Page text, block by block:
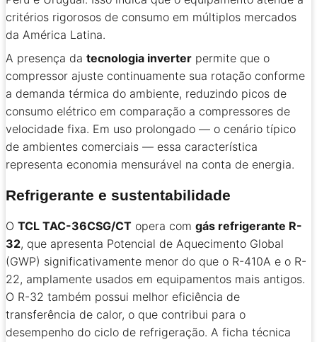
critérios rigorosos de consumo em múltiplos mercados
da América Latina.
A presença da tecnologia inverter permite que o
compressor ajuste continuamente sua rotação conforme
a demanda térmica do ambiente, reduzindo picos de
consumo elétrico em comparação a compressores de
velocidade fixa. Em uso prolongado — o cenário típico
de ambientes comerciais — essa característica
representa economia mensurável na conta de energia.
Refrigerante e sustentabilidade
O TCL TAC-36CSG/CT opera com gás refrigerante R-
32, que apresenta Potencial de Aquecimento Global
(GWP) significativamente menor do que o R-410A e o R-
22, amplamente usados em equipamentos mais antigos.
O R-32 também possui melhor eficiência de
transferência de calor, o que contribui para o
desempenho do ciclo de refrigeração. A ficha técnica